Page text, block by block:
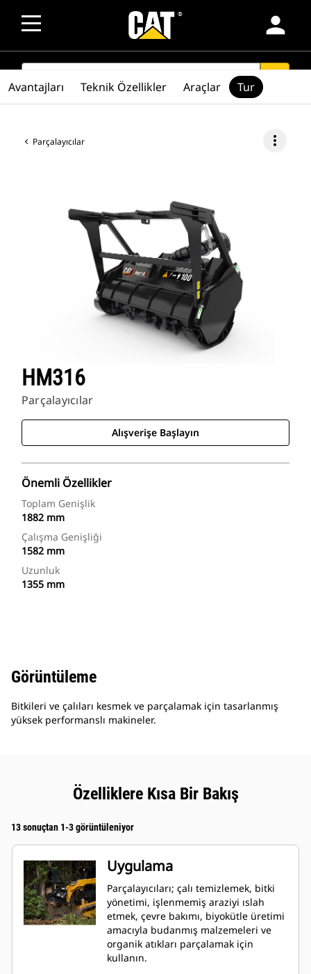
person
SEARCH
Parçalayıcılar more_vert
HM316
Parçalayıcılar
Alışverişe Başlayın
Önemli Özellikler
Toplam Genişlik
1882 mm
Çalışma Genişliği
1582 mm
Uzunluk
1355 mm
Avantajları Teknik Özellikler Araçlar Tur
Görüntüleme
Bitkileri ve çalıları kesmek ve parçalamak için tasarlanmış
yüksek performanslı makineler.
Özelliklere Kısa Bir Bakış
13 sonuçtan 1-3 görüntüleniyor
Uygulama
Parçalayıcıları; çalı temizlemek, bitki
yönetimi, işlenmemiş araziyi ıslah
etmek, çevre bakımı, biyokütle üretimi
amacıyla budanmış malzemeleri ve
organik atıkları parçalamak için
kullanın.